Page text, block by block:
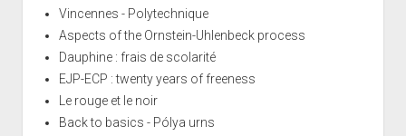
Vincennes - Polytechnique
Aspects of the Ornstein-Uhlenbeck process
Dauphine : frais de scolarité
EJP-ECP : twenty years of freeness
Le rouge et le noir
Back to basics - Pólya urns